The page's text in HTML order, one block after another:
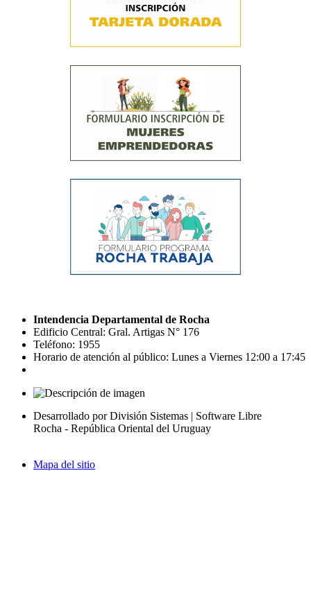
Intendencia Departamental de Rocha
Edificio Central: Gral. Artigas N° 176
Teléfono: 1955
Horario de atención al público: Lunes a Viernes 12:00 a 17:45
Desarrollado por División Sistemas | Software Libre
Rocha - República Oriental del Uruguay
Mapa del sitio